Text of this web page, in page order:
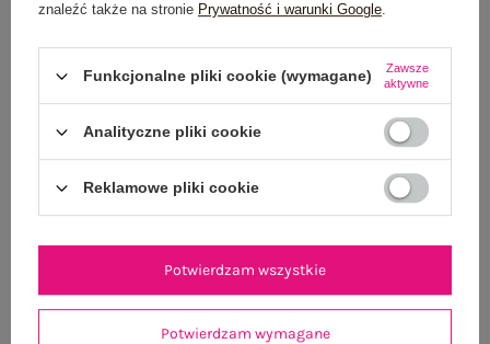
PRODUKTY ZE STYLIZACJI
znaleźć także na stronie Prywatność i warunki Google.
Funkcjonalne pliki cookie (wymagane)
Zawsze
aktywne
Analityczne pliki cookie
Reklamowe pliki cookie
Potwierdzam wymagane
Potwierdzam wszystkie